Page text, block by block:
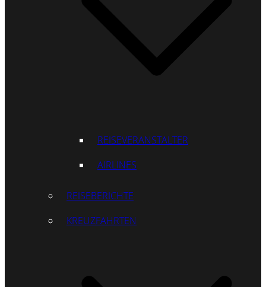
REISEVERANSTALTER
AIRLINES
REISEBERICHTE
KREUZFAHRTEN